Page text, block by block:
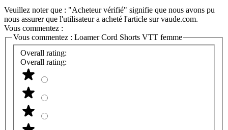
Veuillez noter que : "Acheteur vérifié" signifie que nous avons pu
nous assurer que l'utilisateur a acheté l'article sur vaude.com.
Vous commentez :
Vous commentez : Loamer Cord Shorts VTT femme
Overall rating:
Overall rating: